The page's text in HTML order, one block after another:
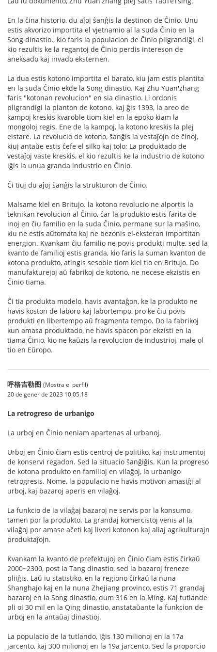
En la ĉina historio, du aĵoj ŝanĝis la destinon de Ĉinio. Unu
estis akvorizo importita el vjetnamio al la suda Ĉinio en la
Song dinastio., kio faris la populacion de Ĉinio pligrandiĝi, el
kio rezultis ke la regantoj de Ĉinio perdis intereson de
aneksado kaj invado eksternen.
La dua estis kotono importita el barato, kiu jam estis plantita
en la suda Ĉinio ekde la Song dinastio. Kaj Zhu Yuan'zhang
faris "kotonan revolucion" en sia dinastio. Li ordonis
pligrandigi la planton de kotono. kaj ĝis 1393, la areo de
kampoj kreskis kvaroble tiom kiel en la epoko kiam la
mongoloj regis. Ene de la kampoj, la kotono kreskis la plej
elstare. La revolucio de kotono, ŝanĝis la vestaĵojn de ĉinoj,
kiuj antaŭe estis ĉefe el silko kaj tolo; La produktado de
vestaĵoj vaste kreskis, el kio rezultis ke la industrio de kotono
iĝis la unua granda industrio en Ĉinio.
Ĉi tiuj du aĵoj ŝanĝis la strukturon de Ĉinio.
Malsame kiel en Britujo. la kotono revolucio ne alportis la
teknikan revolucion al Ĉinio, ĉar la produkto estis farita de
inoj en ĉiu familio en la suda Ĉinio, permane sur la maŝino,
kiu ne estis aŭtomata kaj ne bezonis el-eksteran importitan
energion. Kvankam ĉiu familio ne povis produkti multe, sed la
kvanto de familioj estis granda, kio faris la suman kvanton de
kotona produkto, atingis sesoble tiom kiel tio en Britujo. Do
manufakturejoj aŭ fabrikoj de kotono, ne necese ekzistis en
Ĉinio tiama.
Ĉi tia produkta modelo, havis avantaĝon, ke la produkto ne
havis koston de laboro kaj labortempo, pro ke ĉiu povis
produkti en libertempo aŭ fragmenta tempo. Do la fabrikoj
kun amasa produktado, ne havis spacon por ekzisti en la
tiama Ĉinio, kio ne kaŭzis la revolucion de industrioj, male ol
tio en Eŭropo.
呼格吉勒图 (Mostra el perfil)
20 de gener de 2023 10.05.18
La retrogreso de urbanigo
La urboj en Ĉinio neniam apartenas al urbanoj.
Urboj en Ĉinio ĉiam estis centroj de politiko, kaj instrumentoj
de konservi regadon. Sed la situacio ŝanĝiĝis. Kun la progreso
de kotona produkto en familioj en vilaĝoj, la urbanigo
retrogresis. Nome, la populacio ne havis motivon amasiĝi al
urboj, kaj bazaroj aperis en vilaĝoj.
La funkcio de la vilaĝaj bazaroj ne servis por la konsumo,
tamen por la produkto. La grandaj komercistoj venis al la
vilaĝoj por amase aĉeti kaj liveri kotonon kaj aliaj agrikulturajn
produktaĵojn.
Kvankam la kvanto de prefektujoj en Ĉinio ĉiam estis ĉirkaŭ
2000~2300, post la Tang dinastio, sed la bazaroj freneze
pliiĝis. Laŭ iu statistiko, en la regiono ĉirkaŭ la nuna
Shanghajo kaj en la nuna Zhejiang provinco, estis 71 grandaj
bazaroj en la Song dinastio, dum 316 en la Ming. Kaj tutlande
pli ol 30 mil en la Qing dinastio, anstataŭante la funkcion de
urboj en la antaŭaj dinastioj.
La populacio de la tutlando, iĝis 130 milionoj en la 17a
jarcento, kaj 300 milionoj en la 19a jarcento. Sed la proporcio